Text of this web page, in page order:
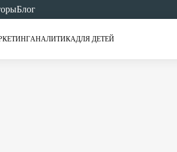
Блог
АНАЛИТИКАДЛЯ ДЕТЕЙ